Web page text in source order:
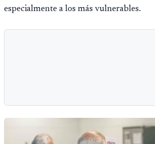
especialmente a los más vulnerables.